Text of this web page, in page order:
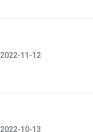
2022-11-12
2022-10-13